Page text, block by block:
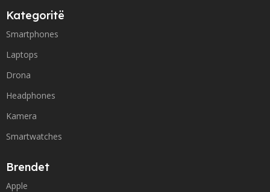
Kategoritë
Smartphones
Laptops
Drona
Headphones
Kamera
Smartwatches
Brendet
Apple